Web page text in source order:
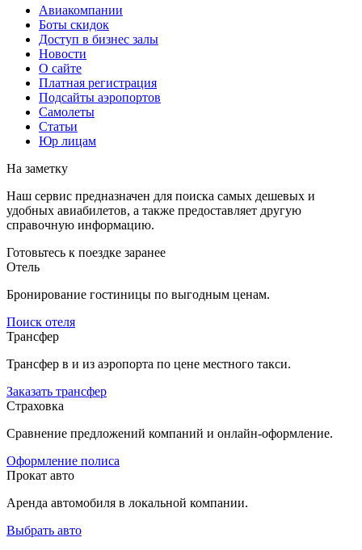
Авиакомпании
Боты скидок
Доступ в бизнес залы
Новости
О сайте
Платная регистрация
Подсайты аэропортов
Самолеты
Статьи
Юр лицам
На заметку
Наш сервис предназначен для поиска самых дешевых и
удобных авиабилетов, а также предоставляет другую
справочную информацию.
Готовьтесь к поездке заранее
Отель
Бронирование гостиницы по выгодным ценам.
Поиск отеля
Трансфер
Трансфер в и из аэропорта по цене местного такси.
Заказать трансфер
Страховка
Сравнение предложений компаний и онлайн-оформление.
Оформление полиса
Прокат авто
Аренда автомобиля в локальной компании.
Выбрать авто